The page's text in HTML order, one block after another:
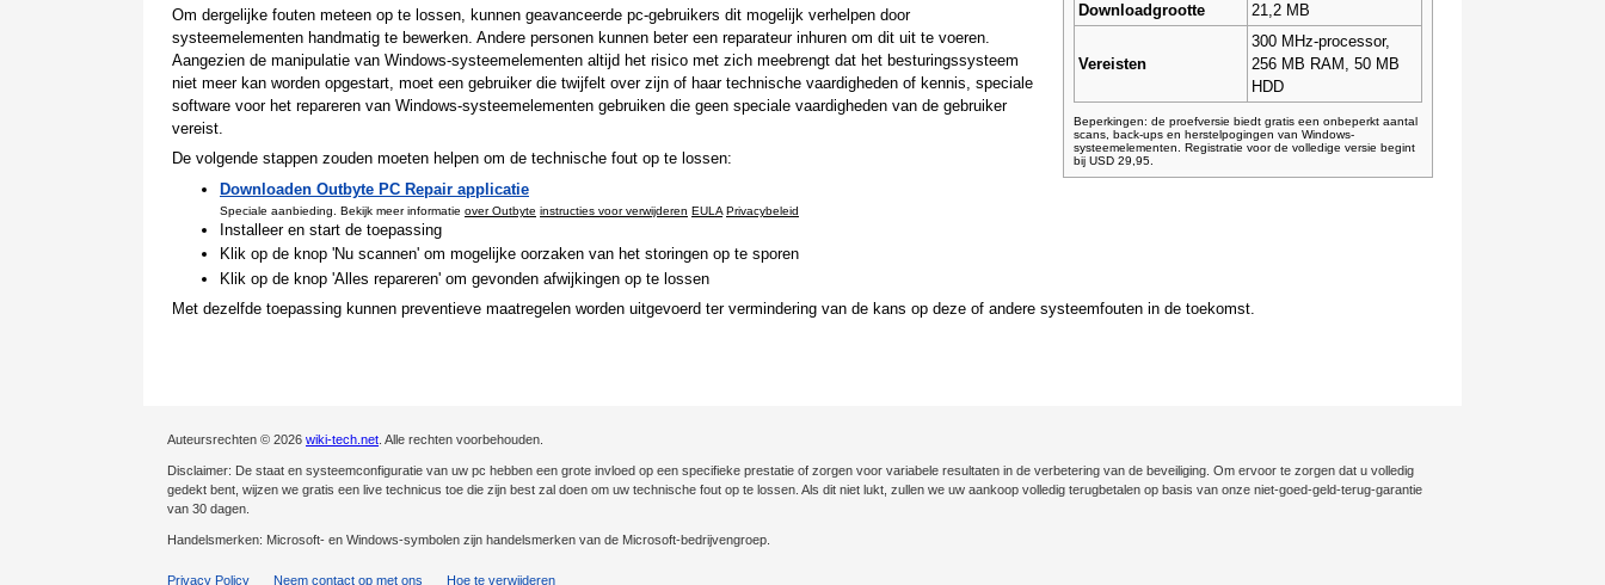
Downloadgrootte
21,2 MB
Vereisten
300 MHz-processor,
256 MB RAM, 50 MB
HDD
Beperkingen: de proefversie biedt gratis een onbeperkt aantal
scans, back-ups en herstelpogingen van Windows-
systeemelementen. Registratie voor de volledige versie begint
bij USD 29,95.
Om dergelijke fouten meteen op te lossen, kunnen geavanceerde pc-gebruikers dit mogelijk verhelpen door
systeemelementen handmatig te bewerken. Andere personen kunnen beter een reparateur inhuren om dit uit te voeren.
Aangezien de manipulatie van Windows-systeemelementen altijd het risico met zich meebrengt dat het besturingssysteem
niet meer kan worden opgestart, moet een gebruiker die twijfelt over zijn of haar technische vaardigheden of kennis, speciale
software voor het repareren van Windows-systeemelementen gebruiken die geen speciale vaardigheden van de gebruiker
vereist.
De volgende stappen zouden moeten helpen om de technische fout op te lossen:
Downloaden Outbyte PC Repair applicatie
Speciale aanbieding. Bekijk meer informatie over Outbyte instructies voor verwijderen EULA Privacybeleid
Installeer en start de toepassing
Klik op de knop 'Nu scannen' om mogelijke oorzaken van het storingen op te sporen
Klik op de knop 'Alles repareren' om gevonden afwijkingen op te lossen
Met dezelfde toepassing kunnen preventieve maatregelen worden uitgevoerd ter vermindering van de kans op deze of andere systeemfouten in de toekomst.
Auteursrechten © 2026 wiki-tech.net . Alle rechten voorbehouden.
Disclaimer: De staat en systeemconfiguratie van uw pc hebben een grote invloed op een specifieke prestatie of zorgen voor variabele resultaten in de verbetering van de beveiliging. Om ervoor te zorgen dat u volledig
gedekt bent, wijzen we gratis een live technicus toe die zijn best zal doen om uw technische fout op te lossen. Als dit niet lukt, zullen we uw aankoop volledig terugbetalen op basis van onze niet-goed-geld-terug-garantie
van 30 dagen.
Handelsmerken: Microsoft- en Windows-symbolen zijn handelsmerken van de Microsoft-bedrijvengroep.
Privacy Policy Neem contact op met ons Hoe te verwijderen